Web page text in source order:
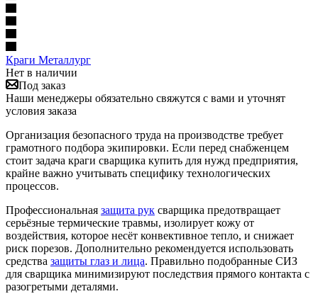
Краги Металлург
Нет в наличии
Под заказ
Наши менеджеры обязательно свяжутся с вами и уточнят
условия заказа
Организация безопасного труда на производстве требует
грамотного подбора экипировки. Если перед снабженцем
стоит задача краги сварщика купить для нужд предприятия,
крайне важно учитывать специфику технологических
процессов.
Профессиональная защита рук сварщика предотвращает
серьёзные термические травмы, изолирует кожу от
воздействия, которое несёт конвективное тепло, и снижает
риск порезов. Дополнительно рекомендуется использовать
средства защиты глаз и лица. Правильно подобранные СИЗ
для сварщика минимизируют последствия прямого контакта с
разогретыми деталями.